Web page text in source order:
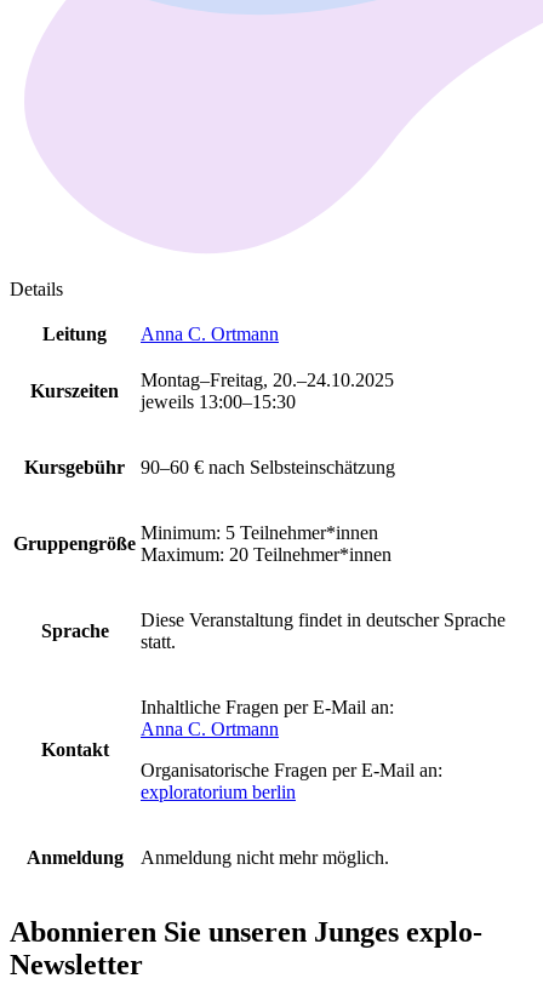
Details
Leitung Anna C. Ortmann
Kurszeiten
Montag–Freitag, 20.–24.10.2025
jeweils 13:00–15:30
Kursgebühr 90–60 € nach Selbsteinschätzung
Gruppengröße
Minimum: 5 Teilnehmer*innen
Maximum: 20 Teilnehmer*innen
Sprache
Diese Veranstaltung findet in deutscher Sprache
statt.
Kontakt
Inhaltliche Fragen per E-Mail an:
Anna C. Ortmann
Organisatorische Fragen per E-Mail an:
exploratorium berlin
Anmeldung Anmeldung nicht mehr möglich.
Abonnieren Sie unseren Junges explo-
Newsletter